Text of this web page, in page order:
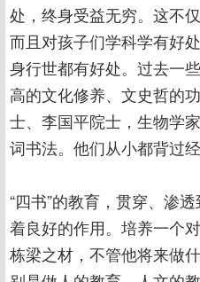
处，终身受益无穷。这不
而且对孩子们学科学有好
身行世都有好处。过去一
高的文化修养、文史哲的
士、李国平院士，生物学
词书法。他们从小都背过
“四书”的教育，贯穿、渗
着良好的作用。培养一个
栋梁之材，不管他将来做